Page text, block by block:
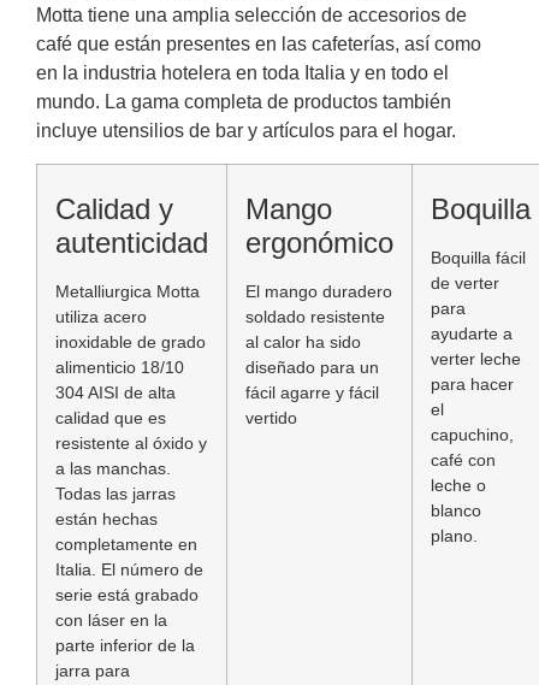
Motta tiene una amplia selección de accesorios de
café que están presentes en las cafeterías, así como
en la industria hotelera en toda Italia y en todo el
mundo. La gama completa de productos también
incluye utensilios de bar y artículos para el hogar.
Calidad y
autenticidad
Metalliurgica Motta
utiliza acero
inoxidable de grado
alimenticio 18/10
304 AISI de alta
calidad que es
resistente al óxido y
a las manchas.
Todas las jarras
están hechas
completamente en
Italia. El número de
serie está grabado
con láser en la
parte inferior de la
jarra para
Mango
ergonómico
El mango duradero
soldado resistente
al calor ha sido
diseñado para un
fácil agarre y fácil
vertido
Boquilla
Boquilla fácil
de verter
para
ayudarte a
verter leche
para hacer
el
capuchino,
café con
leche o
blanco
plano.